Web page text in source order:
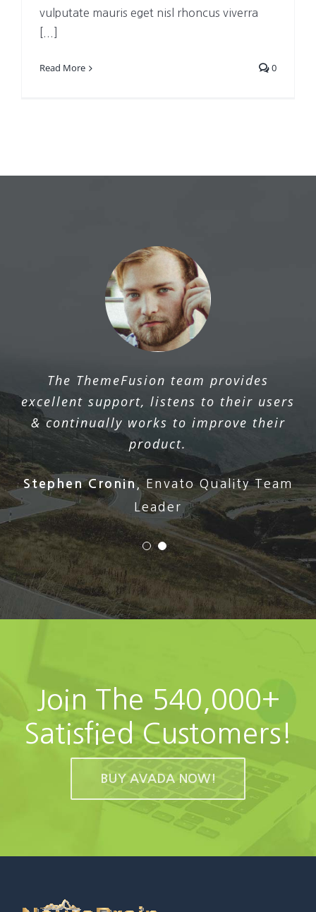
vulputate mauris eget nisl rhoncus viverra
Read More 0
The ThemeFusion team provides
excellent support, listens to their users
& continually works to improve their
product.
Stephen Cronin,Envato Quality Team
Leader
Join The 540,000+
Satisfied Customers!
BUY AVADA NOW!